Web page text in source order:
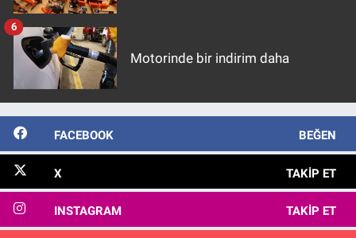
Motorinde bir indirim daha
6
FACEBOOK BEĞEN
X TAKIP ET
INSTAGRAM TAKIP ET